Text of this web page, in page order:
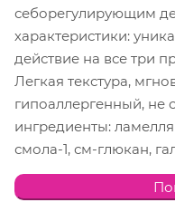
себорегулирующим
характеристики:
действие на все три
Легкая текстура,
гипоаллергенный, не
ингредиенты:
смола-1, см-глюкан,
цитрусовый мед,
кислота, бетаин,